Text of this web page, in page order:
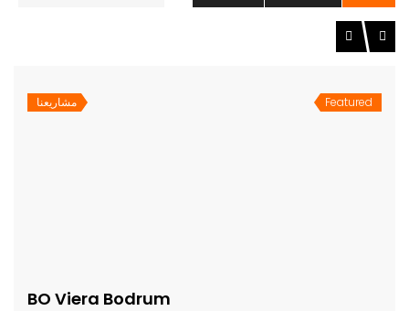
Featured مشاريعنا
BO Viera Bodrum